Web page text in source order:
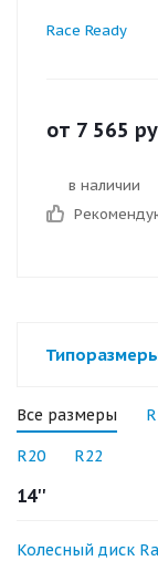
Race Ready
от 7 565
в наличии
Все размеры
R20 R22
14''
Колесный диск